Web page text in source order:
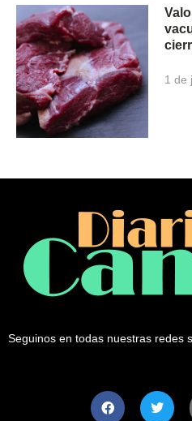
1 de
Seguinos en todas nuestras redes